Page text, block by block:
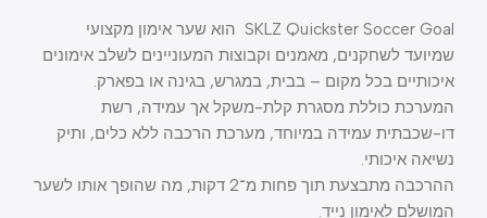
SKLZ Quickster Soccer Goal הוא שער אימון מקצועי
שמיועד לשחקנים, מאמנים וקבוצות המעוניינים לשלב אימונים
איכותיים בכל מקום – בבית, במגרש, בגינה או בפארק.
המערכת כוללת מסגרת קלת-משקל אך עמידה, רשת
דו-שכבתית עמידה במיוחד, מערכת הרכבה ללא כלים, ותיק
נשיאה איכותי.
ההרכבה מתבצעת תוך פחות מ־2 דקות, מה שהופך אותו לשער
המושלם לאימון נייד.